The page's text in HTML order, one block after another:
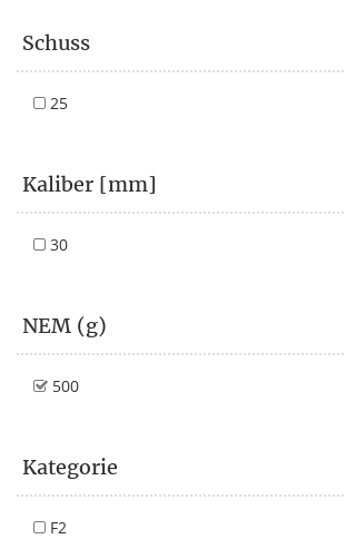
Schuss
25
Kaliber [mm]
30
NEM (g)
500
Kategorie
F2